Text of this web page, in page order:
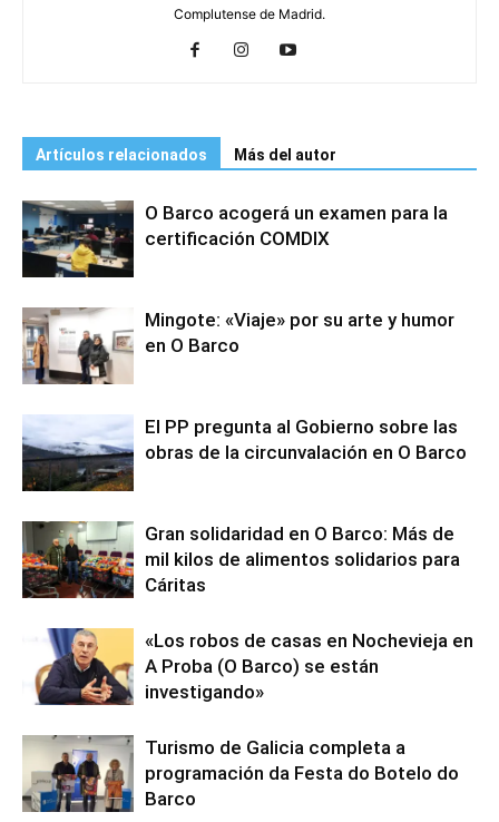
Complutense de Madrid.
Artículos relacionados Más del autor
O Barco acogerá un examen para la
certificación COMDIX
Mingote: «Viaje» por su arte y humor
en O Barco
El PP pregunta al Gobierno sobre las
obras de la circunvalación en O Barco
Gran solidaridad en O Barco: Más de
mil kilos de alimentos solidarios para
Cáritas
«Los robos de casas en Nochevieja en
A Proba (O Barco) se están
investigando»
Turismo de Galicia completa a
programación da Festa do Botelo do
Barco